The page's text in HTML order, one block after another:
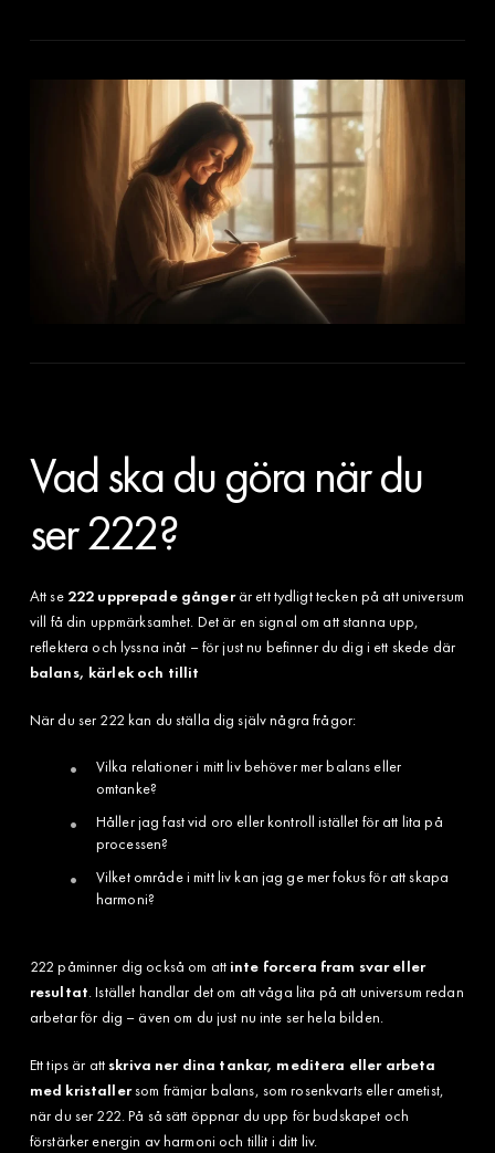
Vad ska du göra när du
ser 222?
Att se 222 upprepade gångerär ett tydligt tecken på att universum
vill få din uppmärksamhet. Det är en signal om att stanna upp,
reflektera och lyssna inåt – för just nu befinner du dig i ett skede där
balans, kärlek och tillit
När du ser 222 kan du ställa dig själv några frågor:
Vilka relationer i mitt liv behöver mer balans eller
omtanke?
Håller jag fast vid oro eller kontroll istället för att lita på
processen?
Vilket område i mitt liv kan jag ge mer fokus för att skapa
harmoni?
222 påminner dig också om att inte forcera fram svar eller
resultat. Istället handlar det om att våga lita på att universum redan
arbetar för dig – även om du just nu inte ser hela bilden.
Ett tips är attskriva ner dina tankar, meditera eller arbeta
med kristallersom främjar balans, som rosenkvarts eller ametist,
när du ser 222. På så sätt öppnar du upp för budskapet och
förstärker energin av harmoni och tillit i ditt liv.